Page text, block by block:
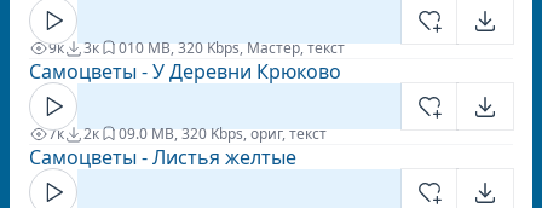
9к 3к 010 MB, 320 Kbps, Мастер, текст
Самоцветы - У Деревни Крюково
7к 2к 09.0 MB, 320 Kbps, ориг, текст
Самоцветы - Листья желтые